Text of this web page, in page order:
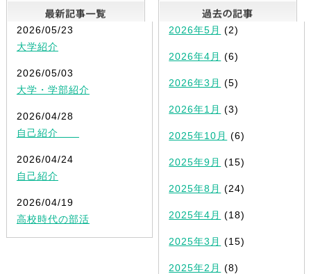
最新記事一覧
2026/05/23
大学紹介
2026/05/03
大学・学部紹介
2026/04/28
自己紹介
2026/04/24
自己紹介
2026/04/19
高校時代の部活
2026年5月 (2)
2026年4月 (6)
2026年3月 (5)
2026年1月 (3)
2025年10月 (6)
2025年9月 (15)
2025年8月 (24)
2025年4月 (18)
2025年3月 (15)
2025年2月 (8)